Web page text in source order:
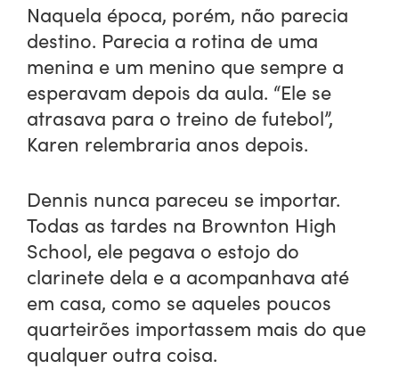
Naquela época, porém, não parecia
destino. Parecia a rotina de uma
menina e um menino que sempre a
esperavam depois da aula. “Ele se
atrasava para o treino de futebol”,
Karen relembraria anos depois.
Dennis nunca pareceu se importar.
Todas as tardes na Brownton High
School, ele pegava o estojo do
clarinete dela e a acompanhava até
em casa, como se aqueles poucos
quarteirões importassem mais do que
qualquer outra coisa.